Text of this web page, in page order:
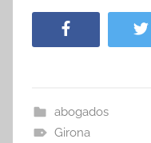
abogados
Girona